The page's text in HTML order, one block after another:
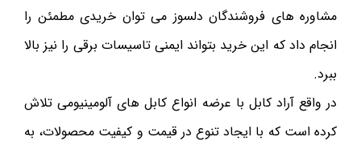
مشاوره های فروشندگان دلسوز می توان خریدی مطمئن را
انجام داد که این خرید بتواند ایمنی تاسیسات برقی را نیز بالا
ببرد.
در واقع آراد کابل با عرضه انواع کابل های آلومینیومی تلاش
کرده است که با ایجاد تنوع در قیمت و کیفیت محصولات، به